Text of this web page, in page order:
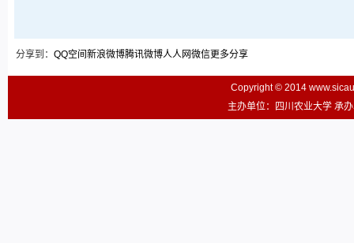
分享到： QQ空间 新浪微博腾讯微博人人网微信更多分享
Copyright © 2014
主办单位：四川农业大学 承